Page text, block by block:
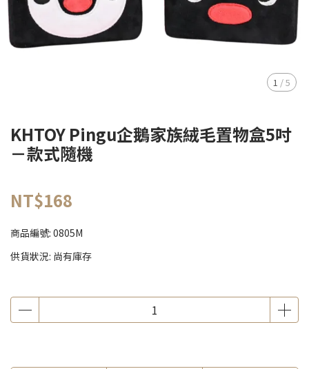
1 /5
KHTOY Pingu企鵝家族絨毛置物盒5吋
－款式隨機
NT$168
商品編號: 0805M
供貨狀況: 尚有庫存